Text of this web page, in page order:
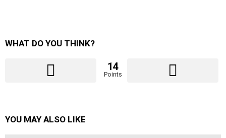
WHAT DO YOU THINK?
14
Points
YOU MAY ALSO LIKE